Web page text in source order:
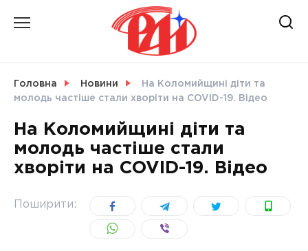
Головна Новини
На Коломийщині діти та
молодь частіше стали хворіти на COVID-19. Відео
На Коломийщині діти та
молодь частіше стали
хворіти на COVID-19. Відео
Поширити: